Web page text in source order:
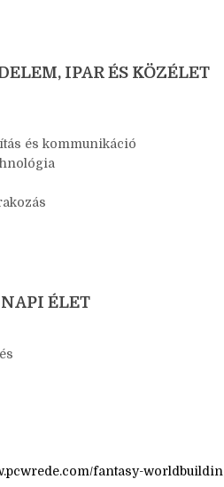
IPAR ÉS KÖZÉLET
és kommunikáció
ÉLET
fantasy-